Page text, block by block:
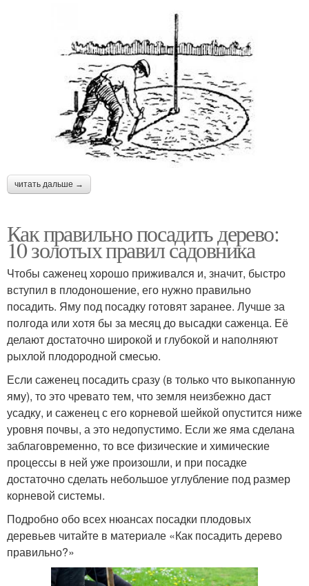
читать дальше →
Как правильно посадить дерево:
10 золотых правил садовника
Чтобы саженец хорошо приживался и, значит, быстро
вступил в плодоношение, его нужно правильно
посадить. Яму под посадку готовят заранее. Лучше за
полгода или хотя бы за месяц до высадки саженца. Её
делают достаточно широкой и глубокой и наполняют
рыхлой плодородной смесью.
Если саженец посадить сразу (в только что выкопанную
яму), то это чревато тем, что земля неизбежно даст
усадку, и саженец с его корневой шейкой опустится ниже
уровня почвы, а это недопустимо. Если же яма сделана
заблаговременно, то все физические и химические
процессы в ней уже произошли, и при посадке
достаточно сделать небольшое углубление под размер
корневой системы.
Подробно обо всех нюансах посадки плодовых
деревьев читайте в материале «Как посадить дерево
правильно?»